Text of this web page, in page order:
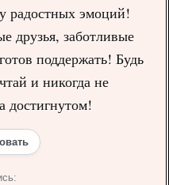
радостных эмоций!
друзья, заботливые
поддержать! Будь
и никогда не
достигнутом!